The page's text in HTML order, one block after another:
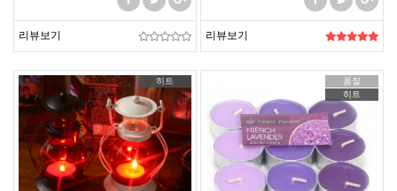
리뷰보기 리뷰보기
히트
품절
히트